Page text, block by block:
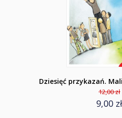
Dziesięć przykazań.
12,00 zł
9,00 zł